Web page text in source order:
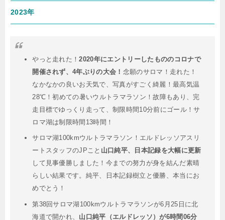
2023年
やっと走れた！2020年にエントリーしたもののコロナで
開催されず、4年ぶりの大会！ 念願のサロマ！走れた！
なかなかの良いお天気で、写真がすごく綺麗！最高気温
28℃！初めての暑いウルトラマラソン！故障もあり、完
走目標でゆっくり走って、制限時間10分前にゴール！サ
ロマ湖は制限時間13時間！
サロマ湖100kmウルトラマラソン！エルドレッソアスリ
ートスタッフのJPこと 山口純平、日本記録を大幅に更新
して見事優勝しました！今までの努力が身を結んだ素晴
らしい結果です。純平、日本記録樹立と優勝、本当にお
めでとう！
第38回サロマ湖100kmウルトラマラソンが6月25日に北
海道で開かれ、 山口純平（エルドレッソ）が6時間06分